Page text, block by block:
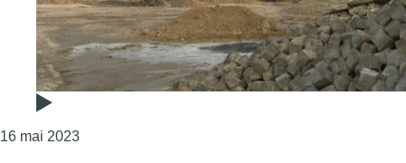
16 mai 2023Consulter l'article "Le chantier de réaménagement